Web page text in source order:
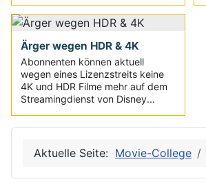
Ärger wegen HDR & 4K
Abonnenten können aktuell
wegen eines Lizenzstreits keine
4K und HDR Filme mehr auf dem
Streamingdienst von Disney...
Aktuelle Seite: Movie-College